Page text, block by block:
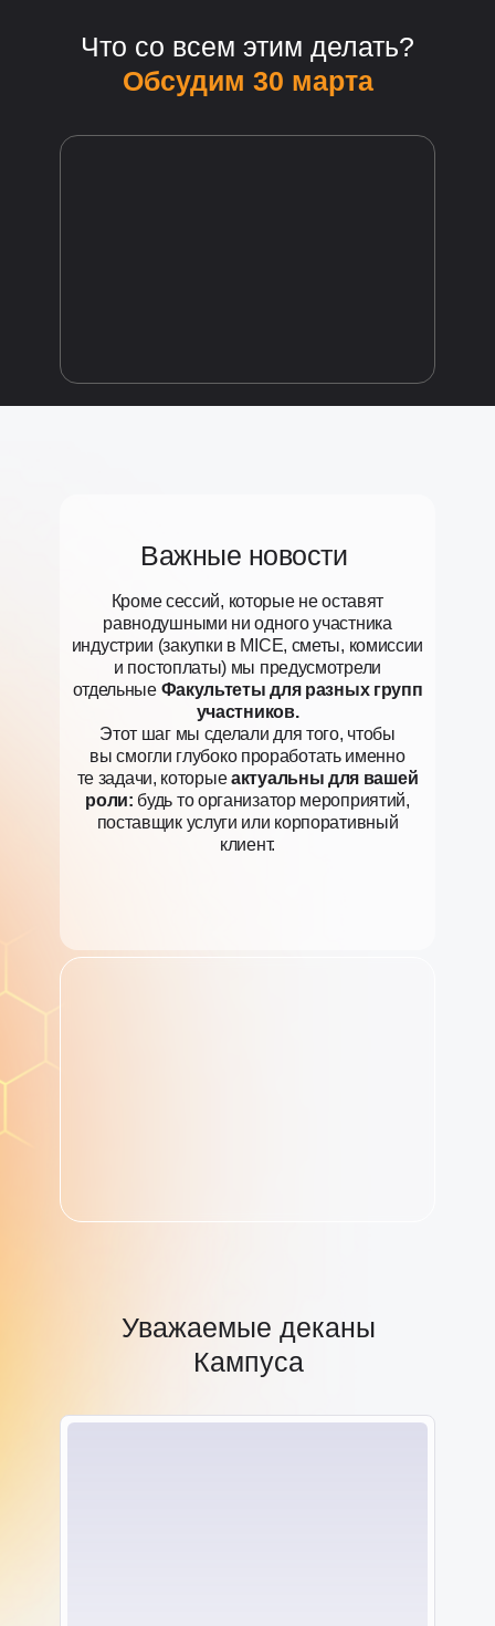
Что со всем этим делать?
Обсудим 30 марта
Важные новости
Кроме сессий, которые не оставят
равнодушными ни одного участника
индустрии (закупки в MICE, сметы, комиссии
и постоплаты) мы предусмотрели
отдельные Факультеты для разных групп
участников.
Этот шаг мы сделали для того, чтобы
вы смогли глубоко проработать именно
те задачи, которыеактуальны для вашей
роли: будь то организатор мероприятий,
поставщик услуги или корпоративный
клиент.
Уважаемые деканы
Кампуса